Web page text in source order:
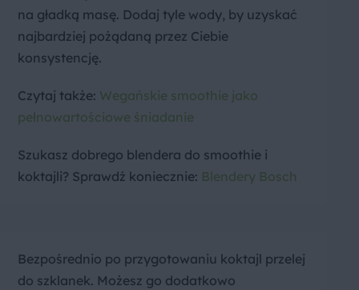
na gładką masę. Dodaj tyle wody, by uzyskać
najbardziej pożądaną przez Ciebie
konsystencję.
Czytaj także: Wegańskie smoothie jako
pełnowartościowe śniadanie
Szukasz dobrego blendera do smoothie i
koktajli? Sprawdź koniecznie: Blendery Bosch
Bezpośrednio po przygotowaniu koktajl przelej
do szklanek. Możesz go dodatkowo